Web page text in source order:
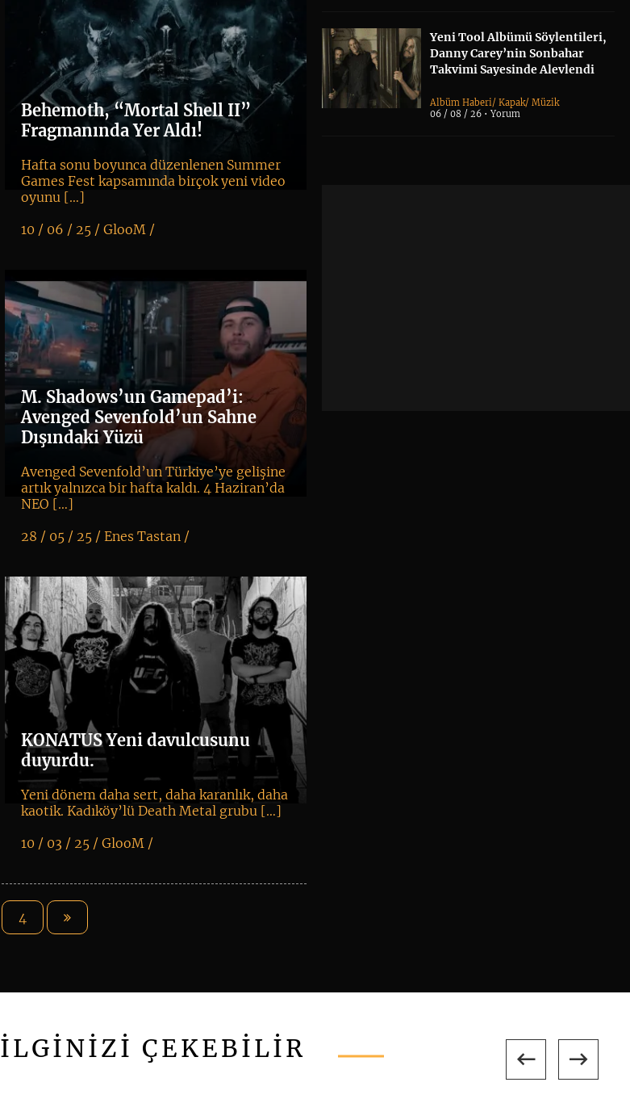
Behemoth, “Mortal Shell II”
Fragmanında Yer Aldı!
Hafta sonu boyunca düzenlenen Summer
Games Fest kapsamında birçok yeni video
oyunu […]
10 / 06 / 25 /GlooM /
M. Shadows’un Gamepad’i:
Avenged Sevenfold’un Sahne
Dışındaki Yüzü
Avenged Sevenfold’un Türkiye’ye gelişine
artık yalnızca bir hafta kaldı. 4 Haziran’da
NEO […]
28 / 05 / 25 /Enes Tastan /
KONATUS Yeni davulcusunu
duyurdu.
Yeni dönem daha sert, daha karanlık, daha
kaotik. Kadıköy’lü Death Metal grubu […]
10 / 03 / 25 /GlooM /
4
Yeni Tool Albümü Söylentileri,
Danny Carey’nin Sonbahar
Takvimi Sayesinde Alevlendi
Albüm Haberi/Kapak/Müzik
06 / 08 / 26 •Yorum
İLGİNİZİ ÇEKEBİLİR